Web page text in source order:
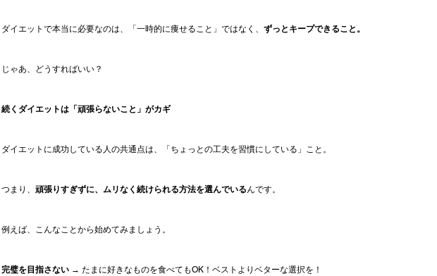
ダイエットで本当に必要なのは、「一時的に痩せること」ではなく、 ずっとキープできること。
じゃあ、どうすればいい？
続くダイエットは「頑張らないこと」がカギ
ダイエットに成功している人の共通点は、「ちょっとの工夫を習慣にしている」こと。
つまり、 頑張りすぎずに、ムリなく続けられる方法を選んでいるんです。
例えば、こんなことから始めてみましょう。
完璧を目指さない → たまに好きなものを食べてもOK！ベストよりベターな選択を！